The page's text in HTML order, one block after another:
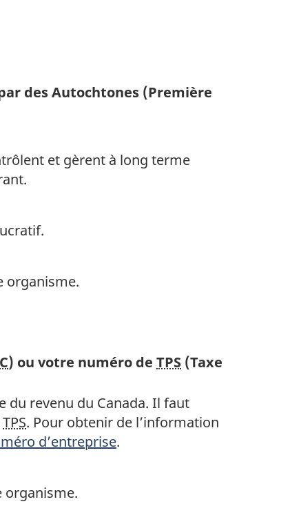
des Autochtones (Première
et gèrent à long terme
organisme.
) ou votre numéro de TPS (Taxe
du revenu du Canada. Il faut
TPS. Pour obtenir de l’information
d’entreprise.
organisme.